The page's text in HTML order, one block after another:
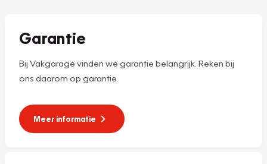
Garantie
Bij Vakgarage vinden we garantie belangrijk. Reken bij
ons daarom op garantie.
Meer informatie